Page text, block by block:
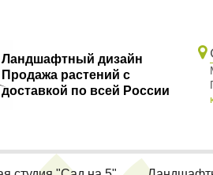
Ландшафтный дизайн
Продажа растений с
доставкой по всей России